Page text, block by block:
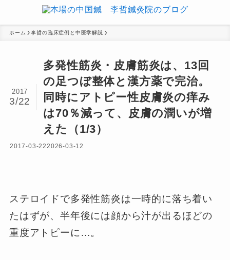
ホーム 李哲の臨床症例と中医学解説
多発性筋炎・皮膚筋炎は、13回
の足つぼ整体と漢方薬で完治。
同時にアトピー性皮膚炎の痒み
は70％減って、皮膚の潤いが増
えた（1/3）
2017
3/22
2017-03-222026-03-12
ステロイドで多発性筋炎は一時的に落ち着い
たはずが、半年後には顔から汁が出るほどの
重度アトピーに…。